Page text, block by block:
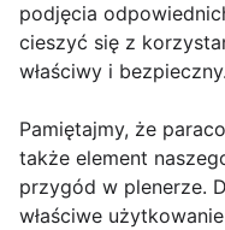
podjęcia
cieszyć się z
właściwy i bezpieczny.
Pamiętajmy, że
także element
przygód w plenerze.
właściwe